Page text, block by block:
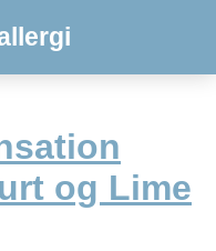
og Lime